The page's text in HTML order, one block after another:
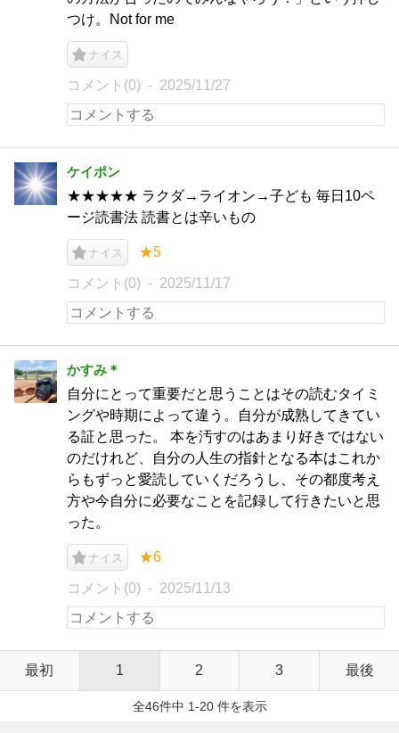
つけ。Not for me
ナイス
コメント(0) 2025/11/27
ケイポン
★★★★★ ラクダ→ライオン→子ども 毎日10ペ
ージ読書法 読書とは辛いもの
ナイス ★5
コメント(0) 2025/11/17
かすみ＊
自分にとって重要だと思うことはその読むタイミ
ングや時期によって違う。自分が成熟してきてい
る証と思った。 本を汚すのはあまり好きではない
のだけれど、自分の人生の指針となる本はこれか
らもずっと愛読していくだろうし、その都度考え
方や今自分に必要なことを記録して行きたいと思
った。
ナイス ★6
コメント(0) 2025/11/13
最初 1 2 3 最後
全46件中 1-20 件を表示